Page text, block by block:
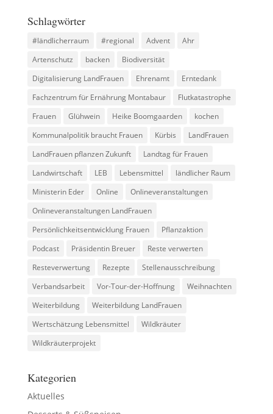
Schlagwörter
#ländlicherraum #regional Advent
Ahr
Artenschutz
backen
Biodiversität
Digitalisierung LandFrauen
Ehrenamt
Erntedank
Fachzentrum für Ernährung Montabaur
Flutkatastrophe
Frauen
Glühwein Heike Boomgaarden
kochen
Kommunalpolitik braucht Frauen
Kürbis
LandFrauen
LandFrauen pflanzen Zukunft
Landtag für Frauen
Landwirtschaft
LEB Lebensmittel
ländlicher Raum
Ministerin Eder
Online
Onlineveranstaltungen
Onlineveranstaltungen LandFrauen
Persönlichkeitsentwicklung Frauen
Pflanzaktion
Podcast
Präsidentin Breuer
Reste verwerten
Resteverwertung
Rezepte
Stellenausschreibung
Verbandsarbeit
Vor-Tour-der-Hoffnung
Weihnachten
Weiterbildung
Weiterbildung LandFrauen
Wertschätzung Lebensmittel
Wildkräuter
Wildkräuterprojekt
Kategorien
Aktuelles